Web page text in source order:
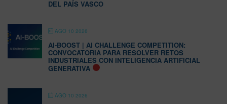
DEL PAÍS VASCO
AGO 10 2026
AI-BOOST | AI CHALLENGE COMPETITION:
CONVOCATORIA PARA RESOLVER RETOS
INDUSTRIALES CON INTELIGENCIA ARTIFICIAL
GENERATIVA
AGO 10 2026